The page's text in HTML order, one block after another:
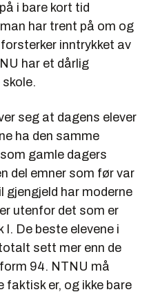
i bare kort tid
har trent på om og
inntrykket av
har et dårlig
seg at dagens elever
ha den samme
gamle dagers
del emner som før var
gjengjeld har moderne
utenfor det som er
De beste elevene i
sett mer enn de
94. NTNU må
faktisk er, og ikke bare